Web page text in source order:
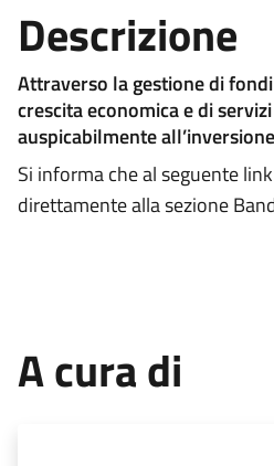
Descrizione
Attraverso la gestione di
crescita economica e di
auspicabilmente
Si informa che al seguente link
direttamente alla sezione
A cura di